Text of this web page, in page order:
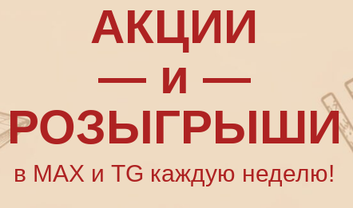
АКЦИИ
— и —
РОЗЫГРЫШИ
в MAX и TG каждую неделю!